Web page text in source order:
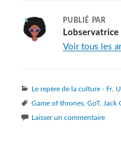
PUBLIÉ PAR
Lobservatrice
Voir tous les
Catégories
Le repère de la culture - Fr,
Mots-
clés
Game of thrones ,GoT, Jack
Laisser un commentaire